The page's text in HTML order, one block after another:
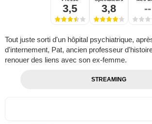
3,5 3,8 --
Tout juste sorti d'un hôpital psychiatrique,
d'internement, Pat, ancien professeur
renouer des liens avec son ex-femme.
STREAMING